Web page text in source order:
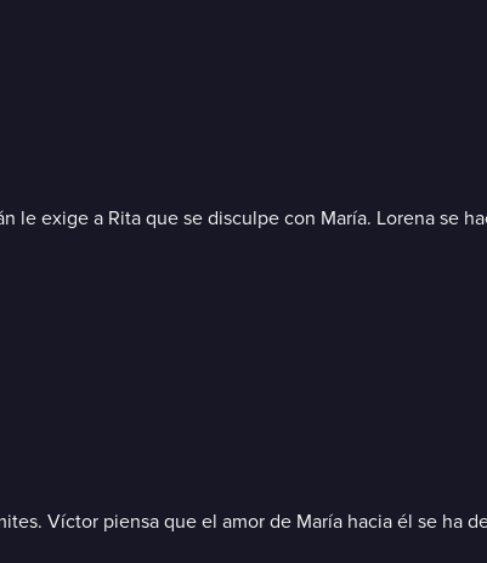
le exige a Rita que se disculpe con María. Lorena se
Víctor piensa que el amor de María hacia él se ha